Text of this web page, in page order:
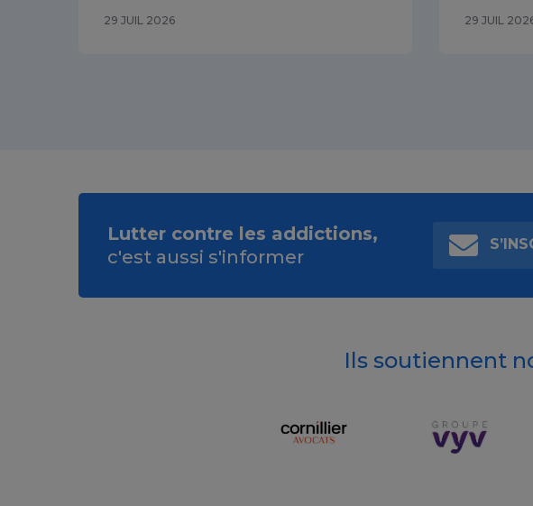
29 JUIL 2026 29 JUIL
Lutter contre les addictions,
c'est aussi s'informer
Ils soutiennent